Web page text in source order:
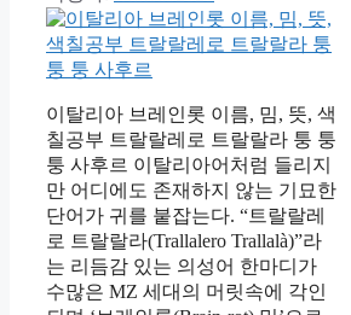
이탈리아 브레인롯 이름, 밈, 뜻, 색
칠공부 트랄랄레로 트랄랄라 퉁 퉁
퉁 사후르 이탈리아어처럼 들리지
만 어디에도 존재하지 않는 기묘한
단어가 귀를 붙잡는다. “트랄랄레
로 트랄랄라(Trallalero Trallalà)”라
는 리듬감 있는 의성어 한마디가
수많은 MZ 세대의 머릿속에 각인